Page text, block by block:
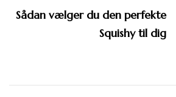
Sådan vælger du den perfekte
Squishy til dig